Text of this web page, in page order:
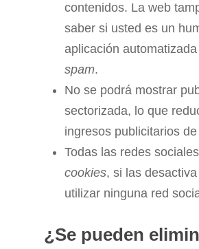
contenidos. La web
saber si usted es un
aplicación
spam.
No se podrá mostrar
sectorizada, lo que
ingresos publicitarios
Todas las redes
cookies, si las
utilizar ninguna red
¿Se pueden